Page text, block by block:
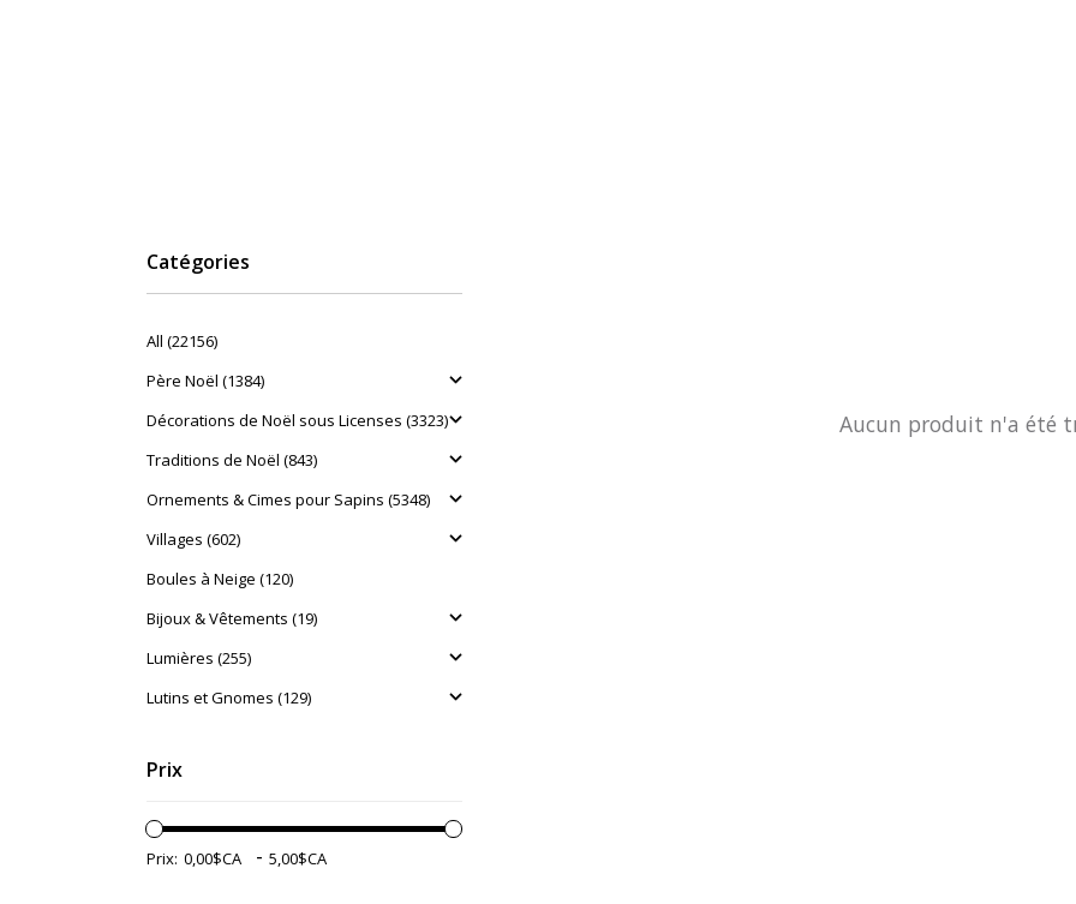
Catégories
All (22156)
Père Noël (1384)
Décorations de Noël sous Licenses (3323)
Traditions de Noël (843)
Ornements & Cimes pour Sapins (5348)
Villages (602)
Boules à Neige (120)
Bijoux & Vêtements (19)
Lumières (255)
Lutins et Gnomes (129)
Prix
Prix: -
Aucun produit n'a été